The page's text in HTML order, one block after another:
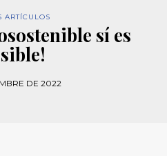
ARTÍCULOS
sí es
DE 2022